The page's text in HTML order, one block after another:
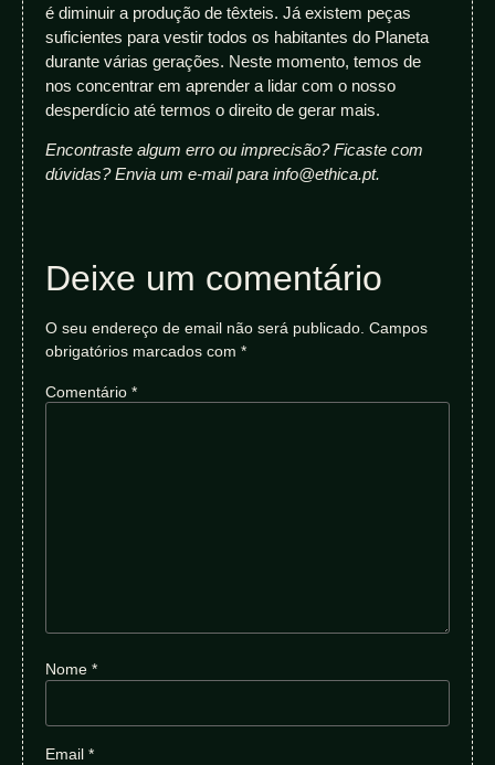
é diminuir a produção de têxteis. Já existem peças
suficientes para vestir todos os habitantes do Planeta
durante várias gerações. Neste momento, temos de
nos concentrar em aprender a lidar com o nosso
desperdício até termos o direito de gerar mais.
Encontraste algum erro ou imprecisão? Ficaste com
dúvidas? Envia um e-mail para info@ethica.pt.
Deixe um comentário
O seu endereço de email não será publicado. Campos
obrigatórios marcados com *
Comentário *
Nome *
Email *